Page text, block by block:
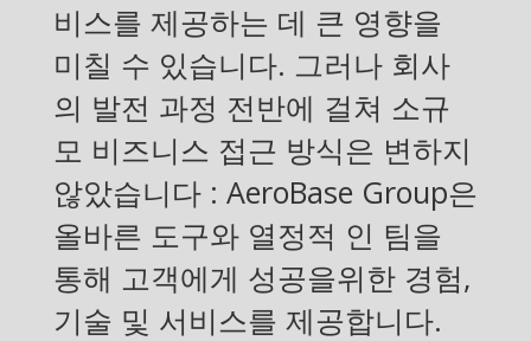
비스를 제공하는 데 큰 영향을
미칠 수 있습니다. 그러나 회사
의 발전 과정 전반에 걸쳐 소규
모 비즈니스 접근 방식은 변하지
않았습니다 : AeroBase Group은
올바른 도구와 열정적 인 팀을
통해 고객에게 성공을위한 경험,
기술 및 서비스를 제공합니다.